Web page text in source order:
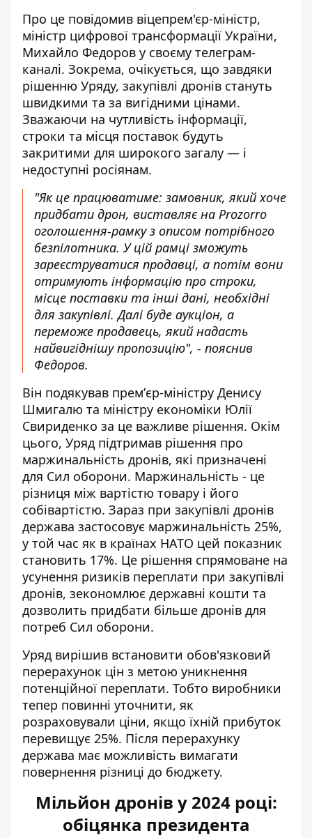
Про це повідомив віцепрем'єр-міністр,
міністр цифрової трансформації України,
Михайло Федоров у своєму телеграм-
каналі. Зокрема, очікується, що завдяки
рішенню Уряду, закупівлі дронів стануть
швидкими та за вигідними цінами.
Зважаючи на чутливість інформації,
строки та місця поставок будуть
закритими для широкого загалу — і
недоступні росіянам.
"Як це працюватиме: замовник, який хоче
придбати дрон, виставляє на Prozorro
оголошення-рамку з описом потрібного
безпілотника. У цій рамці зможуть
зареєструватися продавці, а потім вони
отримують інформацію про строки,
місце поставки та інші дані, необхідні
для закупівлі. Далі буде аукціон, а
переможе продавець, який надасть
найвигіднішу пропозицію", - пояснив
Федоров.
Він подякував премʼєр-міністру Денису
Шмигалю та міністру економіки Юлії
Свириденко за це важливе рішення. Окім
цього, Уряд підтримав рішення про
маржинальність дронів, які призначені
для Сил оборони. Маржинальність - це
різниця між вартістю товару і його
собівартістю. Зараз при закупівлі дронів
держава застосовує маржинальність 25%,
у той час як в країнах НАТО цей показник
становить 17%. Це рішення спрямоване на
усунення ризиків переплати при закупівлі
дронів, зекономлює державні кошти та
дозволить придбати більше дронів для
потреб Сил оборони.
Уряд вирішив встановити обов'язковий
перерахунок цін з метою уникнення
потенційної переплати. Тобто виробники
тепер повинні уточнити, як
розраховували ціни, якщо їхній прибуток
перевищує 25%. Після перерахунку
держава має можливість вимагати
повернення різниці до бюджету.
Мільйон дронів у 2024 році:
обіцянка президента